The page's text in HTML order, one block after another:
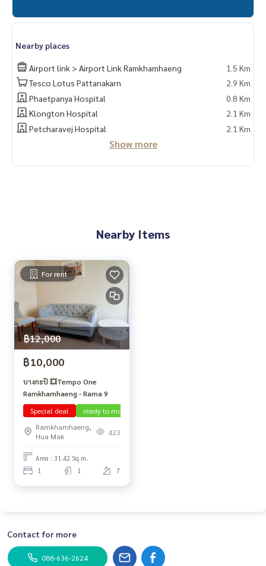
Nearby places
Airport link > Airport Link Ramkhamhaeng
1.5 Km
Tesco Lotus Pattanakarn
2.9 Km
Phaetpanya Hospital
0.8 Km
Klongton Hospital
2.1 Km
Petcharavej Hospital
2.1 Km
Show more
Nearby Items
For rent
฿12,000
฿10,000
บางกะปิ 💥Tempo One
Ramkhamhaeng - Rama 9
Special deal
ready to move in
Ramkhamhaeng,
Hua Mak
423
Area : 31.42 Sq.m.
1 1 7
Contact for more
088-636-2624